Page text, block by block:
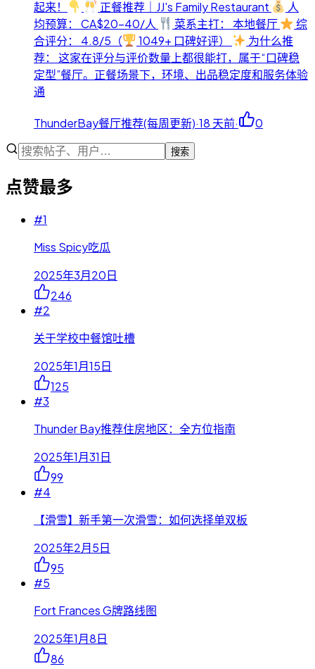
起来！
正餐推荐｜JJ's Family Restaurant
人
均预算： CA$20-40/人
菜系主打： 本地餐厅
综
合评分： 4.8/5（
1049+ 口碑好评）
为什么推
荐： 这家在评分与评价数量上都很能打，属于“口碑稳
定型”餐厅。正餐场景下，环境、出品稳定度和服务体验
通
ThunderBay餐厅推荐(每周更新)·18 天前· 0
搜索
点赞最多
#1
Miss Spicy吃瓜
2025年3月20日
246
#2
关于学校中餐馆吐槽
2025年1月15日
125
#3
Thunder Bay推荐住房地区：全方位指南
2025年1月31日
99
#4
【滑雪】新手第一次滑雪：如何选择单双板
2025年2月5日
95
#5
Fort Frances G牌路线图
2025年1月8日
86